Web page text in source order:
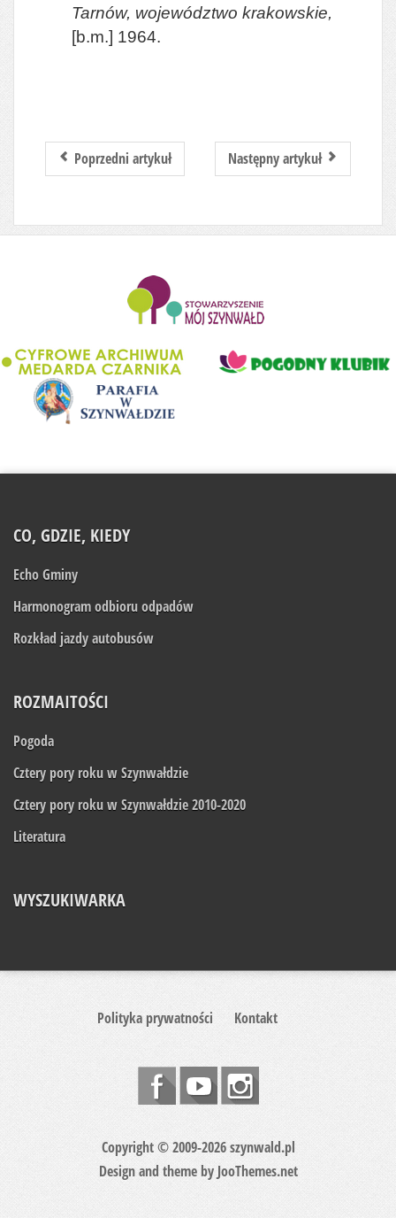
Tarnów, województwo krakowskie,
[b.m.] 1964.
Poprzedni artykuł Następny artykuł
CO, GDZIE, KIEDY
Echo Gminy
Harmonogram odbioru odpadów
Rozkład jazdy autobusów
ROZMAITOŚCI
Pogoda
Cztery pory roku w Szynwałdzie
Cztery pory roku w Szynwałdzie 2010-2020
Literatura
WYSZUKIWARKA
Polityka prywatności Kontakt
Copyright © 2009-2026 szynwald.pl
Design and theme byJooThemes.net